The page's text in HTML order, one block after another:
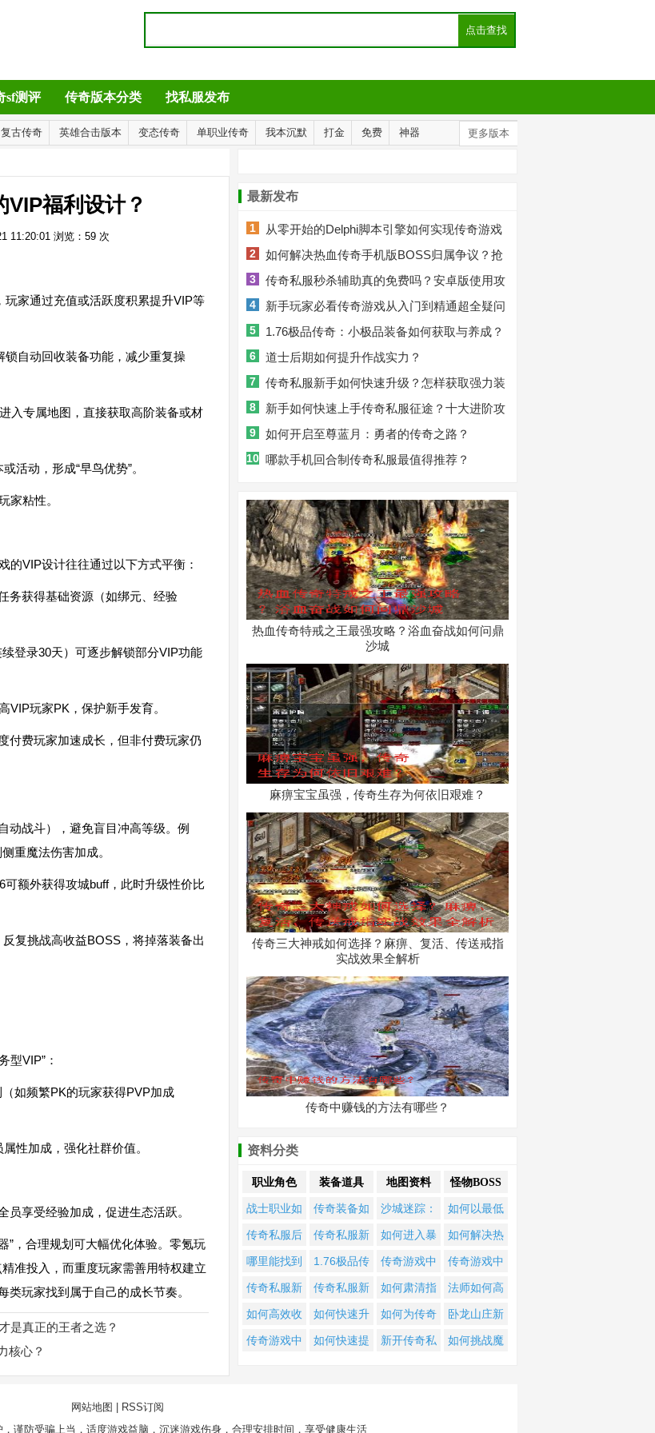
sf测评 传奇版本分类 找私服发布
复古传奇 英雄合击版本 变态传奇 单职业传奇 我本沉默 打金 免费 神器 更多版本
福利设计？
11:20:01浏览： 59次
家通过充值或活跃度积累提升VIP等
自动回收装备功能，减少重复操
入专属地图，直接获取高阶装备或材
活动，形成“早鸟优势”。
家粘性。
的VIP设计往往通过以下方式平衡：
务获得基础资源（如绑元、经验
登录30天）可逐步解锁部分VIP功能
VIP玩家PK，保护新手发育。
付费玩家加速成长，但非付费玩家仍
动战斗），避免盲目冲高等级。例
重魔法伤害加成。
可额外获得攻城buff，此时升级性价比
复挑战高收益BOSS，将掉落装备出
型VIP”：
如频繁PK的玩家获得PVP加成
性加成，强化社群价值。
享受经验加成，促进生态活跃。
”，合理规划可大幅优化体验。零氪玩
准投入，而重度玩家需善用特权建立
玩家找到属于自己的成长节奏。
是真正的王者之选？
核心？
最新发布
1
从零开始的Delphi脚本引擎如何实现传奇游戏
攻略功能？
2
如何解决热血传奇手机版BOSS归属争议？抢
BOSS有哪些技巧？
3
传奇私服秒杀辅助真的免费吗？安卓版使用攻
略全解析
4
新手玩家必看传奇游戏从入门到精通超全疑问
解答指南？
5 1.76极品传奇：小极品装备如何获取与养成？
6 道士后期如何提升作战实力？
7
传奇私服新手如何快速升级？怎样获取强力装
备？成为服务器霸主的秘诀是什么？
8
新手如何快速上手传奇私服征途？十大进阶攻
略助你称霸江湖
9 如何开启至尊蓝月：勇者的传奇之路？
10 哪款手机回合制传奇私服最值得推荐？
热血传奇特戒之王最强攻略？浴血奋战如何问鼎
沙城
麻痹宝宝虽强，传奇生存为何依旧艰难？
传奇三大神戒如何选择？麻痹、复活、传送戒指
实战效果全解析
传奇中赚钱的方法有哪些？
资料分类
职业角色
战士职业如
何选择？掌
握这些技巧
传奇私服后
期哪个职业
最强？
哪里能找到
最新的传奇
单职业私服
传奇私服新
手如何正确
分配各职业
如何高效收
集传奇单职
传奇游戏中
装备道具
传奇装备如
何搭配才能
发挥最大威
传奇私服新
手如何快速
升级？装备
沙巴克需要
1.76极品传
奇：小极品
装备如何获
传奇私服新
手如何快速
升级？怎样
秘诀是什
如何快速升
到100级？终
巧？
如何快速提
助你突破极
地图资料
沙城迷踪：
如何解锁传
奇隐藏地
如何进入暴
君天下单职
业充值地图
传奇游戏中
除了暗之地
图，还有哪
如何肃清指
定地图里的
怪物？
如何为传奇
私服新增沙
新开传奇私
怪物BOSS
如何以最低
血量成功击
杀世界
如何解决热
血传奇手机
版BOSS归属
技巧？
传奇游戏中
哪些BOSS最
容易掉落镇
法师如何高
效单挑
BOSS？掌握
卧龙山庄新
版BOSS怎么
如何挑战魔
网站地图
RSS订阅
谨防受骗上当，适度游戏益脑，沉迷游戏伤身，合理安排时间，享受健康生活